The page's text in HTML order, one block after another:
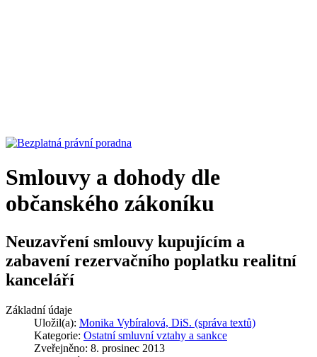
Smlouvy a dohody dle
občanského zákoníku
Neuzavření smlouvy kupujícím a
zabavení rezervačního poplatku realitní
kanceláří
Základní údaje
Uložil(a): Monika Vybíralová, DiS. (správa textů)
Kategorie: Ostatní smluvní vztahy a sankce
Zveřejněno: 8. prosinec 2013